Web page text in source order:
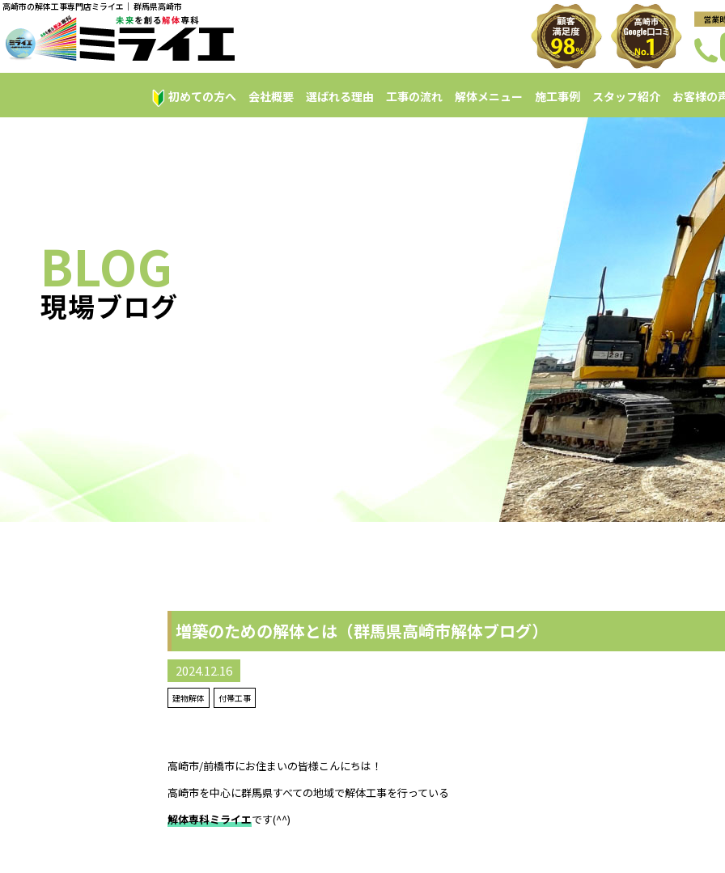
高崎市の解体工事専門店ミライエ｜ 群馬県高崎市
初めての方へ 会社概要 選ばれる理由 工事の流れ 解体メニュー 施工事例 スタッフ紹介 お客様の
BLOG
現場ブログ
増築のための解体とは（群馬県高崎市解体ブログ）
2024.12.16
建物解体 付帯工事
高崎市/前橋市にお住まいの皆様こんにちは！
高崎市を中心に群馬県すべての地域で解体工事を行っている
解体専科ミライエです(^^)